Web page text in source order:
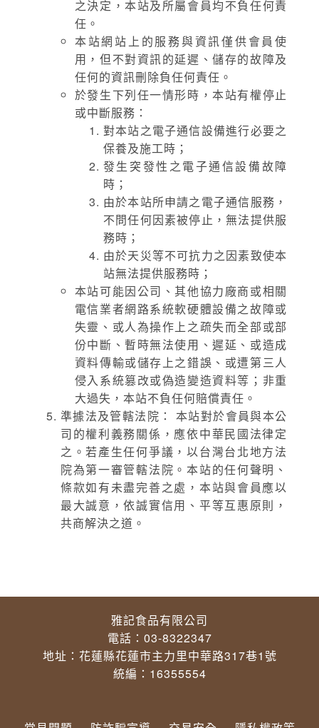
之決定，本站及所屬會員均不負任何責
任。
本站網站上的服務與資訊僅供會員使
用，但不對資訊的延遲、儲存的故障及
任何的資訊刪除負任何責任。
於發生下列任一情形時，本站有權停止
或中斷服務：
對本站之電子通信設備進行必要之
保養及施工時；
發生突發性之電子通信設備故障
時；
由於本站所申請之電子通信服務，
不問任何因素被停止，無法提供服
務時；
由於天災等不可抗力之因素致使本
站無法提供服務時；
本站可能因公司、其他協力廠商或相關
電信業者網路系統軟硬體設備之故障或
失靈、或人為操作上之疏失而全部或部
份中斷、暫時無法使用、遲延、或造成
資料傳輸或儲存上之錯誤、或遭第三人
侵入系統篡改或偽造變造資料等；非重
大過失，本站不負任何賠償責任。
準據法及管轄法院： 本站對於會員與本公
司的權利義務關係，應依中華民國法律定
之。若產生任何爭議，以台灣台北地方法
院為第一審管轄法院。本站的任何聲明、
條款如有未盡完善之處，本站與會員應以
最大誠意，依誠實信用、平等互惠原則，
共商解決之道。
雅記食品有限公司
電話：03-8322347
地址：花蓮縣花蓮市主力里中華路317巷1號
統編：16355554